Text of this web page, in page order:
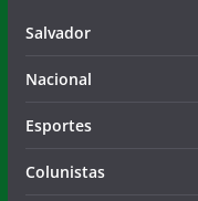
Salvador
Nacional
Esportes
Colunistas